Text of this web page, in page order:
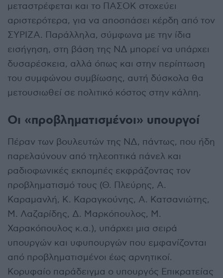
μεταστρέφεται και το ΠΑΣΟΚ στοχεύει
αριστερότερα, για να αποσπάσει κέρδη από τον
ΣΥΡΙΖΑ. Παράλληλα, σύμφωνα με την ίδια
εισήγηση, στη βάση της ΝΔ μπορεί να υπάρχει
δυσαρέσκεια, αλλά όπως και στην περίπτωση
του συμφώνου συμβίωσης, αυτή δύσκολα θα
μετουσιωθεί σε πολιτικό κόστος στην κάλπη.
Οι «προβληματισμένοι» υπουργοί
Πέραν των βουλευτών της ΝΔ, πάντως, που ήδη
παρελαύνουν από τηλεοπτικά πάνελ και
ραδιοφωνικές εκπομπές εκφράζοντας τον
προβληματισμό τους (Θ. Πλεύρης, Α.
Καραμανλή, Κ. Καραγκούνης, Α. Κατσανιώτης,
Μ. Λαζαρίδης, Δ. Μαρκόπουλος, Μ.
Χαρακόπουλος κ.α.), υπάρχει μια σειρά
υπουργών και υφυπουργών που εμφανίζονται
από προβληματισμένοι έως αρνητικοί.
Κορυφαίο παράδειγμα ο υπουργός Επικρατείας